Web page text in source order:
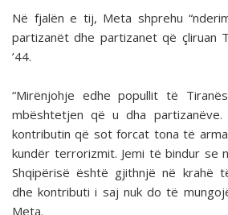
Në fjalën e tij, Meta shprehu
partizanët dhe partizanet që çliruan
’44.
“Mirënjohje edhe popullit të
mbështetjen që u dha
kontributin që sot forcat tona të
kundër terrorizmit. Jemi të bindur se
Shqipërisë është gjithnjë në krahë
dhe kontributi i saj nuk do të
Meta.